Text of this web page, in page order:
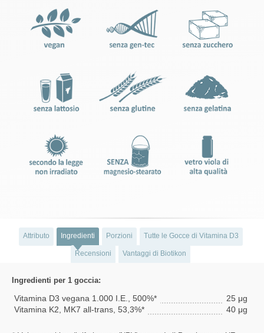
Attributo Ingredienti Porzioni Tutte le Gocce di Vitamina D3
Recensioni Vantaggi di Biotikon
Ingredienti per 1 goccia:
Vitamina D3 vegana 1.000 I.E., 500%*
25 μg
Vitamina K2, MK7 all-trans, 53,3%*
40 μg